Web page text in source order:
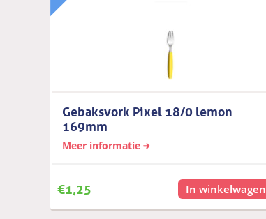
Gebaksvork Pixel 18/0 lemon
169mm
Meer informatie
€1,25 In winkelwagen